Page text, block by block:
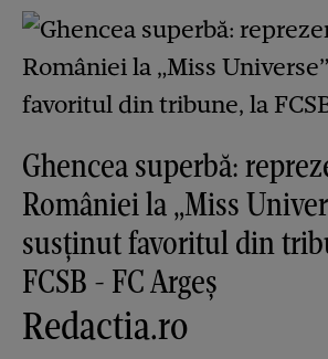
Ghencea superbă:
României la „Miss
susținut favoritul din
FCSB - FC Argeș
Redactia.ro